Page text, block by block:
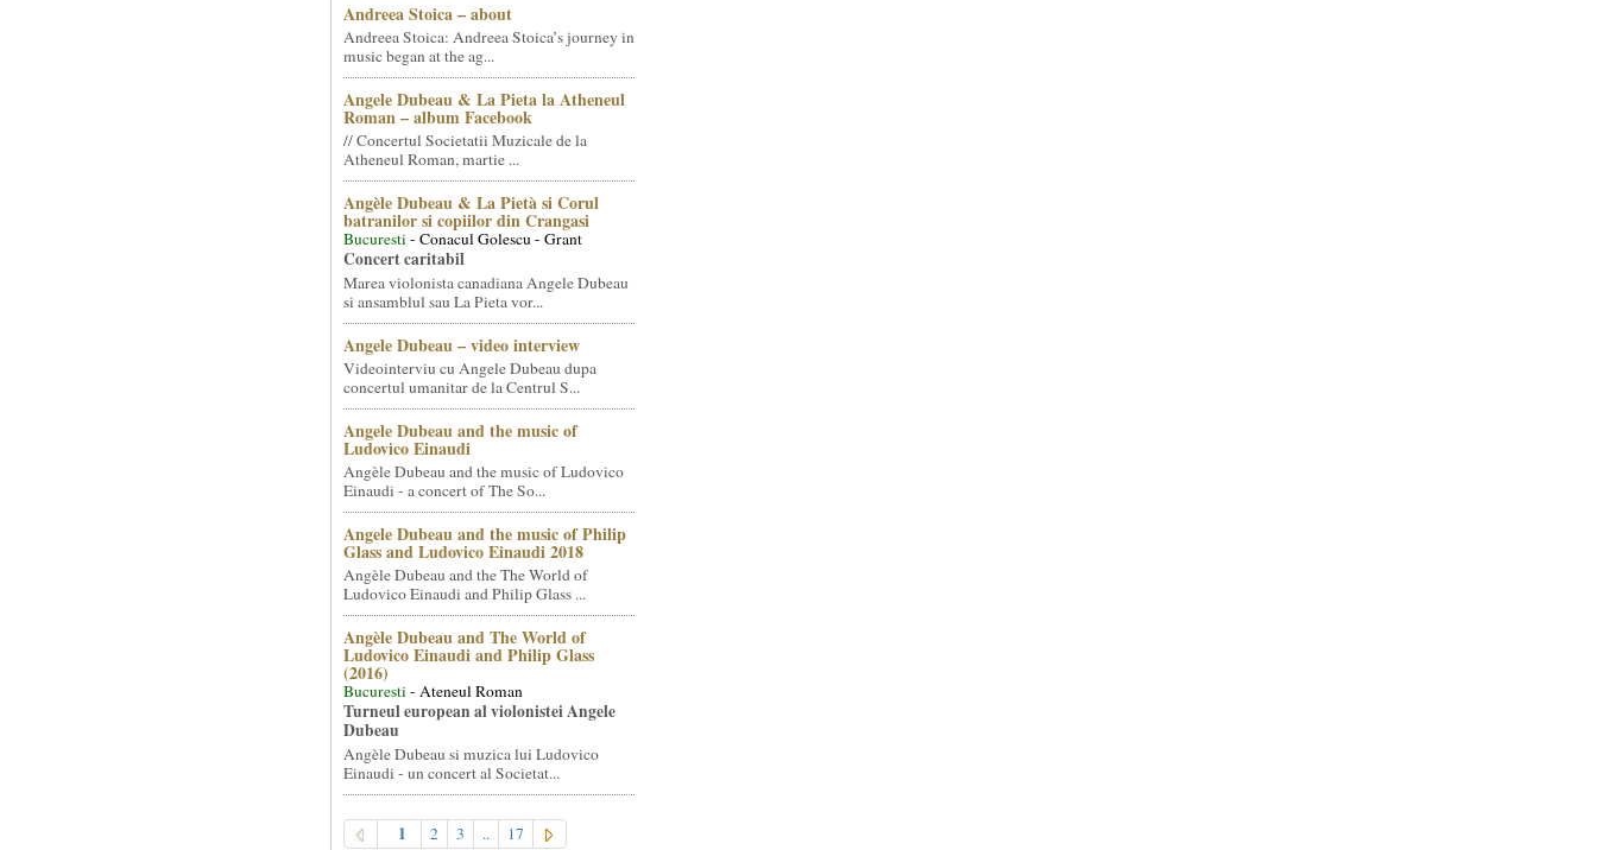
Andreea Stoica – about
Andreea Stoica: Andreea Stoica’s journey in
music began at the ag...
Angele Dubeau & La Pieta la Atheneul
Roman – album Facebook
// Concertul Societatii Muzicale de la
Atheneul Roman, martie ...
Angèle Dubeau & La Pietà si Corul
batranilor si copiilor din Crangasi
Bucuresti- Conacul Golescu - Grant
Concert caritabil
Marea violonista canadiana Angele Dubeau
si ansamblul sau La Pieta vor...
Angele Dubeau – video interview
Videointerviu cu Angele Dubeau dupa
concertul umanitar de la Centrul S...
Angele Dubeau and the music of
Ludovico Einaudi
Angèle Dubeau and the music of Ludovico
Einaudi - a concert of The So...
Angele Dubeau and the music of Philip
Glass and Ludovico Einaudi 2018
Angèle Dubeau and the The World of
Ludovico Einaudi and Philip Glass ...
Angèle Dubeau and The World of
Ludovico Einaudi and Philip Glass
(2016)
Bucuresti- Ateneul Roman
Turneul european al violonistei Angele
Dubeau
Angèle Dubeau si muzica lui Ludovico
Einaudi - un concert al Societat...
1 2 3 .. 17